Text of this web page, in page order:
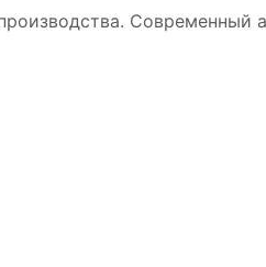
Современный